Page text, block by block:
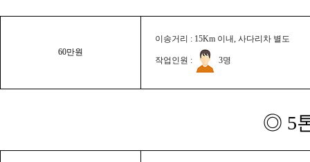
60만원
이송거리 : 15Km 이내, 사다리차 별도
작업인원 : 3명
◎ 5